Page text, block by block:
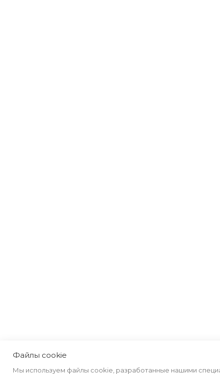
Файлы cookie
Мы используем файлы cookie, разработанные нашими